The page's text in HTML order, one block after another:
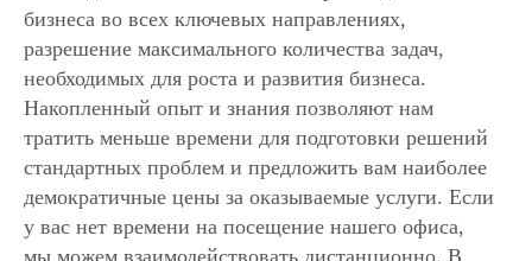
бизнеса во всех ключевых направлениях,
разрешение максимального количества задач,
необходимых для роста и развития бизнеса.
Накопленный опыт и знания позволяют нам
тратить меньше времени для подготовки решений
стандартных проблем и предложить вам наиболее
демократичные цены за оказываемые услуги. Если
у вас нет времени на посещение нашего офиса,
мы можем взаимодействовать дистанционно. В